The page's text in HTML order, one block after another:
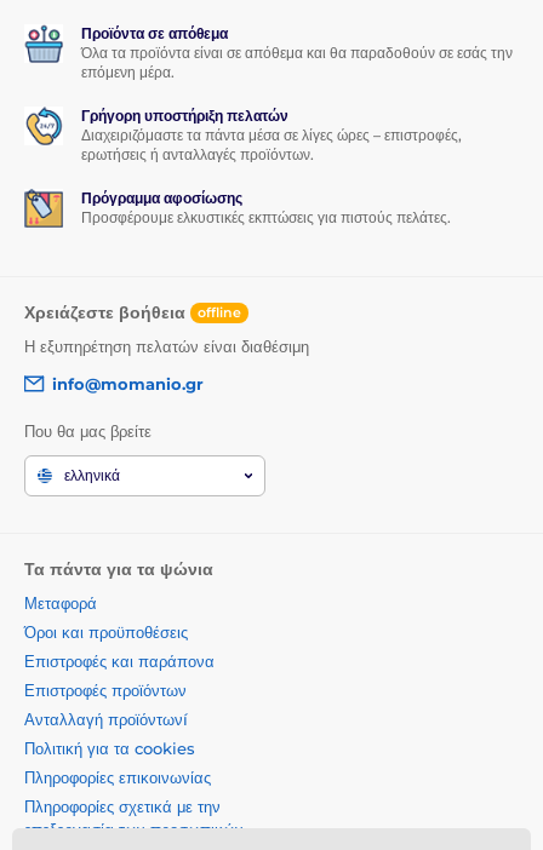
Προϊόντα σε απόθεμα
Όλα τα προϊόντα είναι σε απόθεμα και θα παραδοθούν σε εσάς την
επόμενη μέρα.
Γρήγορη υποστήριξη πελατών
Διαχειριζόμαστε τα πάντα μέσα σε λίγες ώρες – επιστροφές,
ερωτήσεις ή ανταλλαγές προϊόντων.
Πρόγραμμα αφοσίωσης
Προσφέρουμε ελκυστικές εκπτώσεις για πιστούς πελάτες.
Χρειάζεστε βοήθεια offline
Η εξυπηρέτηση πελατών είναι διαθέσιμη
info@momanio.gr
Που θα μας βρείτε
ελληνικά
Τα πάντα για τα ψώνια
Μεταφορά
Όροι και προϋποθέσεις
Επιστροφές και παράπονα
Επιστροφές προϊόντων
Ανταλλαγή προϊόντωνí
Πολιτική για τα cookies
Πληροφορίες επικοινωνίας
Πληροφορίες σχετικά με την
επεξεργασία των προσωπικών